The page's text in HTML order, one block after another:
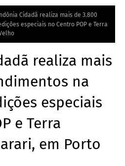
Cidadã realiza mais de 3.800
especiais no Centro POP e Terra
realiza mais
na
especiais
e Terra
em Porto